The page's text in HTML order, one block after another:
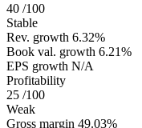
40 /100
Stable
Rev. growth 6.32%
Book val. growth 6.21%
EPS growth N/A
Profitability
25 /100
Weak
Gross margin 49.03%